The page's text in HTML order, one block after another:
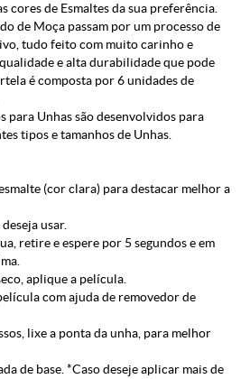
cores de Esmaltes da sua preferência.
de Moça passam por um processo de
tudo feito com muito carinho e
e alta durabilidade que pode
é composta por 6 unidades de
para Unhas são desenvolvidos para
tipos e tamanhos de Unhas.
(cor clara) para destacar melhor a
usar.
retire e espere por 5 segundos e em
aplique a película.
com ajuda de removedor de
lixe a ponta da unha, para melhor
de base. *Caso deseje aplicar mais de